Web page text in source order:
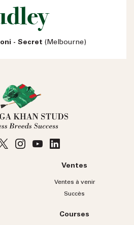
- Secret (Melbourne)
Ventes
Ventes à venir
Succès
Courses